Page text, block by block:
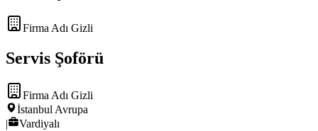
Firma Adı Gizli
Servis Şoförü
Firma Adı Gizli
İstanbul Avrupa
|
Vardiyalı